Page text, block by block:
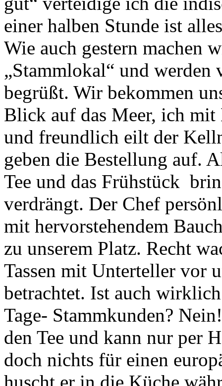
einer halben Stunde ist
Wie auch gestern machen
„Stammlokal“ und
begrüßt. Wir bekommen
Blick auf das Meer, ich
und freundlich eilt der
geben die Bestellung auf.
Tee und das Frühstück
verdrängt. Der Chef
mit hervorstehendem
zu unserem Platz. Recht
Tassen mit Unterteller vor
betrachtet. Ist auch
Tage- Stammkunden?
den Tee und kann nur per
doch nichts für einen